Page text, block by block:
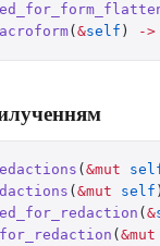
( &self ) ->
( &mut
( &mut self
( &
( &mut